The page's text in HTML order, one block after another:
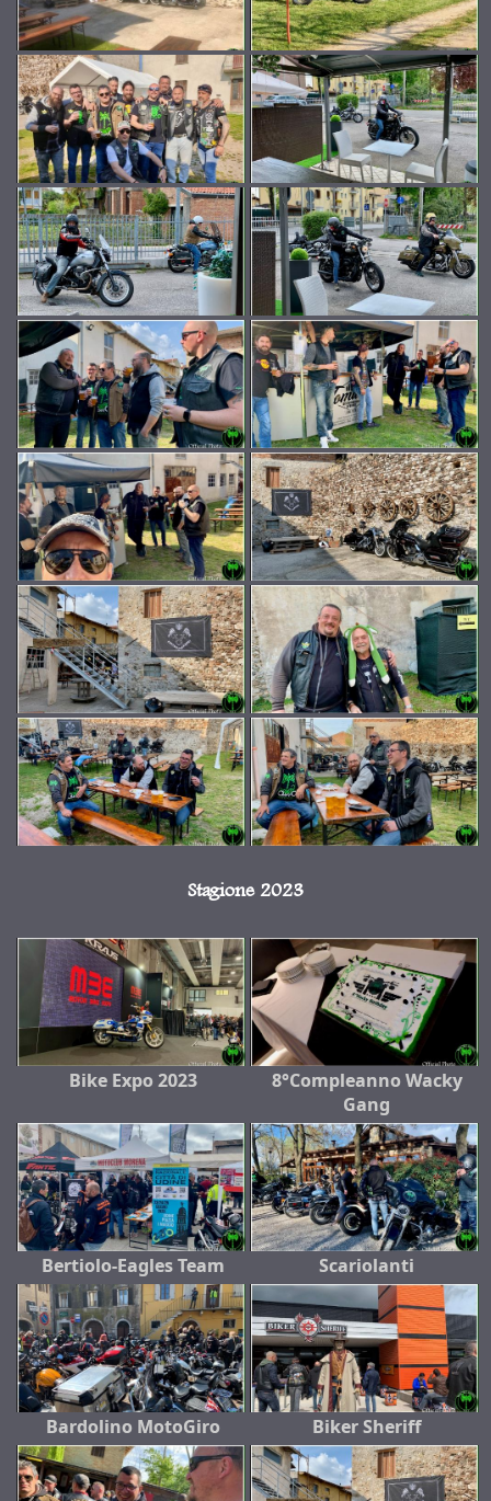
Stagione 2023
Bike Expo 2023
8°Compleanno Wacky
Gang
Bertiolo-Eagles Team Scariolanti
Bardolino MotoGiro Biker Sheriff